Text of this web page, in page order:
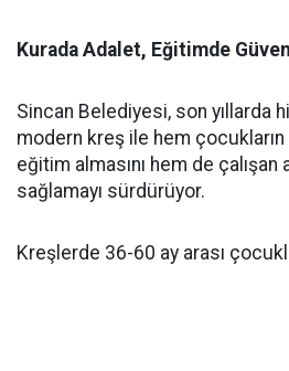
Kurada Adalet, Eğitimde
Sincan Belediyesi, son yıllarda
modern kreş ile hem
eğitim almasını hem de
sağlamayı sürdürüyor.
Kreşlerde 36-60 ay arası